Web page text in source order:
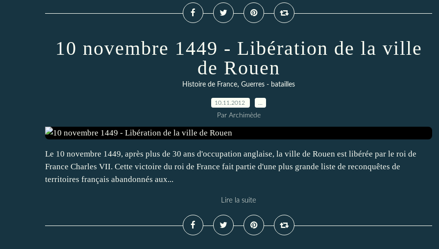
10 novembre 1449 - Libération de la ville
de Rouen
Histoire de France, Guerres - batailles
10.11.2012
Par Archimède
Le 10 novembre 1449, après plus de 30 ans d'occupation anglaise, la ville de Rouen est libérée par le roi de
France Charles VII. Cette victoire du roi de France fait partie d'une plus grande liste de reconquêtes de
territoires français abandonnés aux...
Lire la suite